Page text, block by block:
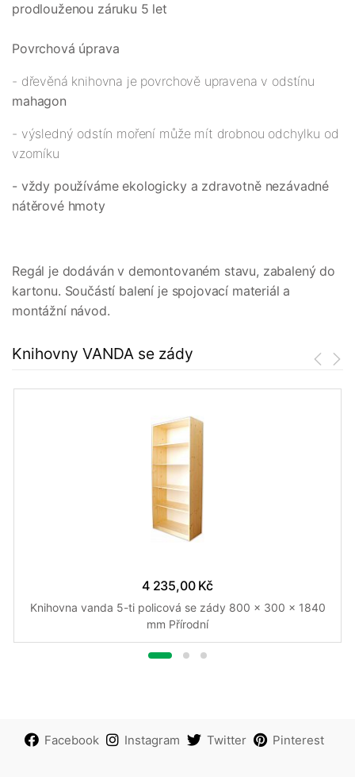
prodlouženou záruku 5 let
Povrchová úprava
- dřevěná knihovna je povrchově upravena v odstínu
mahagon
- výsledný odstín moření může mít drobnou odchylku od
vzorníku
- vždy používáme ekologicky a zdravotně nezávadné
nátěrové hmoty
Regál je dodáván v demontovaném stavu, zabalený do
kartonu. Součástí balení je spojovací materiál a
montážní návod.
Knihovny VANDA se zády
4 235,00 Kč
Knihovna vanda 5-ti policová se zády 800 x 300 x 1840
mm Přírodní
Facebook Instagram Twitter Pinterest